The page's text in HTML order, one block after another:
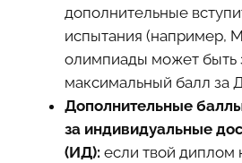
дополнительные
испытания (например,
олимпиады может быть
максимальный балл за
Дополнительные
за индивидуальные
(ИД): если твой диплом